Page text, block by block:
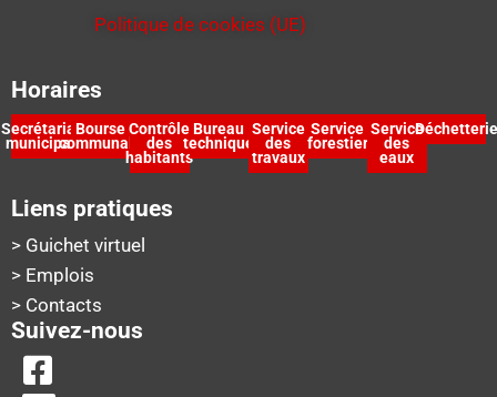
Politique de cookies (UE)
Horaires
Secrétariat
municipal
Bourse
communale
Contrôle
des
habitants
Bureau
technique
Service
des
travaux
Service
forestier
Service
des
eaux
Déchetterie
Liens pratiques
> Guichet virtuel
> Emplois
> Contacts
Suivez-nous